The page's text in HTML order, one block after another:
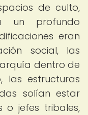
de culto,
un profundo
eran
social, las
dentro de
las estructuras
solían estar
o jefes tribales,